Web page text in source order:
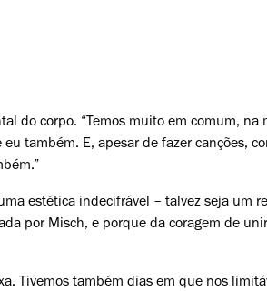
do corpo. “Temos muito em comum,
também. E, apesar de fazer canções,
estética indecifrável – talvez seja um
por Misch, e porque da coragem de
Tivemos também dias em que nos